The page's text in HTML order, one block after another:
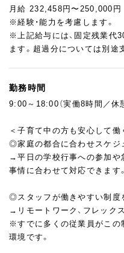
◎営業活動のバックオフィス
営業担当者が効率的に活動で
ど事務業務全般を支援して
大切にしながら、チームで協
新たな分野にチャレンジして
ることも可能です。
ィング業務にも携わっていた
先輩スタッフが丁寧に指導し
プアップできますよ！
社員に共通しているのは、「
いう想い。私たちのミッショ
を形にすること。あなたが対
お手伝いした企業が採用でき
月給 232,458円〜250,000円
※経験・能力を考慮します。
※上記給与には、固定残業代
ます。超過分については別途
勤務時間
9:00～18:00（実働8時間／休
＜子育て中の方も安心して働
◎家庭の都合に合わせスケジ
→平日の学校行事への参加や
事情に合わせて対応できます。
◎スタッフが働きやすい制度
→リモートワーク、フレック
※すでに多くの従業員がこの
環境です。